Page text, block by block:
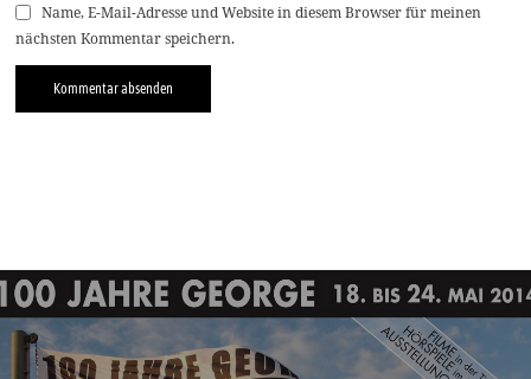
Name, E-Mail-Adresse und Website in diesem Browser für meinen
nächsten Kommentar speichern.